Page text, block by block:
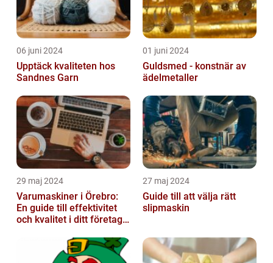
06 juni 2024
Upptäck kvaliteten hos
Sandnes Garn
01 juni 2024
Guldsmed - konstnär av
ädelmetaller
29 maj 2024
Varumaskiner i Örebro:
En guide till effektivitet
och kvalitet i ditt företags
27 maj 2024
Guide till att välja rätt
slipmaskin